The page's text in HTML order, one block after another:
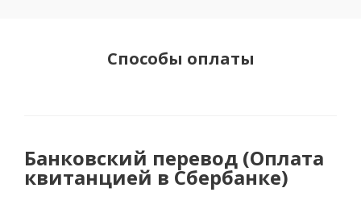
Способы оплаты
Банковский перевод (Оплата
квитанцией в Сбербанке)